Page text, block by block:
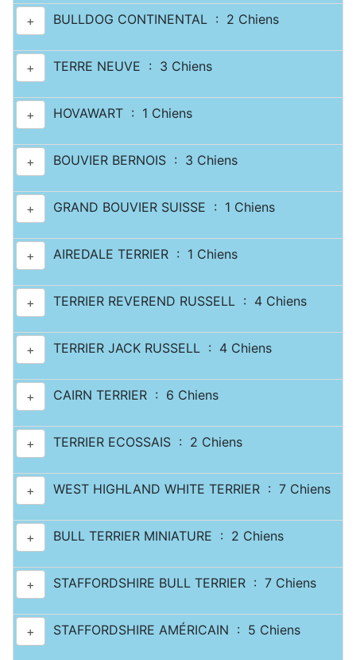
+ BULLDOG CONTINENTAL : 2 Chiens
+ TERRE NEUVE : 3 Chiens
+ HOVAWART : 1 Chiens
+ BOUVIER BERNOIS : 3 Chiens
+ GRAND BOUVIER SUISSE : 1 Chiens
+ AIREDALE TERRIER : 1 Chiens
+ TERRIER REVEREND RUSSELL : 4 Chiens
+ TERRIER JACK RUSSELL : 4 Chiens
+ CAIRN TERRIER : 6 Chiens
+ TERRIER ECOSSAIS : 2 Chiens
+ WEST HIGHLAND WHITE TERRIER : 7 Chiens
+ BULL TERRIER MINIATURE : 2 Chiens
+ STAFFORDSHIRE BULL TERRIER : 7 Chiens
+ STAFFORDSHIRE AMÉRICAIN : 5 Chiens